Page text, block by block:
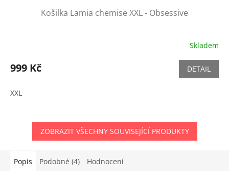
Košilka Lamia chemise XXL - Obsessive
Skladem
999 Kč DETAIL
XXL
ZOBRAZIT VŠECHNY SOUVISEJÍCÍ PRODUKTY
Popis Podobné (4) Hodnocení